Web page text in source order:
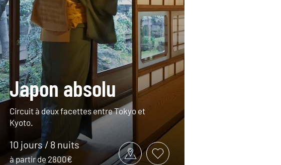
Japon absolu
Circuit à deux facettes entre Tokyo et
Kyoto.
10 jours / 8 nuits
à partir de 2800€